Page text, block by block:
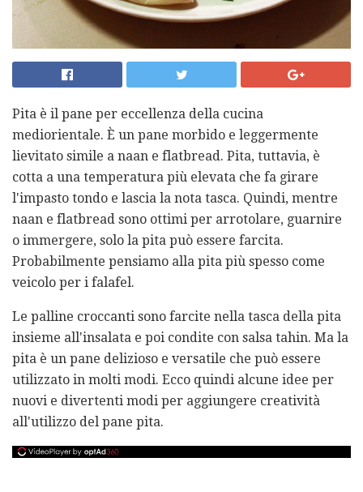
Pita è il pane per eccellenza della cucina
mediorientale. È un pane morbido e leggermente
lievitato simile a naan e flatbread. Pita, tuttavia, è
cotta a una temperatura più elevata che fa girare
l'impasto tondo e lascia la nota tasca. Quindi, mentre
naan e flatbread sono ottimi per arrotolare, guarnire
o immergere, solo la pita può essere farcita.
Probabilmente pensiamo alla pita più spesso come
veicolo per i falafel.
Le palline croccanti sono farcite nella tasca della pita
insieme all'insalata e poi condite con salsa tahin. Ma la
pita è un pane delizioso e versatile che può essere
utilizzato in molti modi. Ecco quindi alcune idee per
nuovi e divertenti modi per aggiungere creatività
all'utilizzo del pane pita.